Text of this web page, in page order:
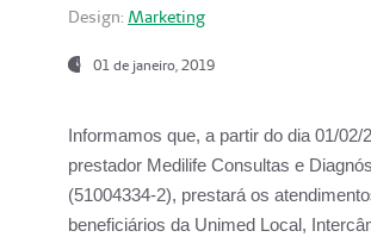
Design: Marketing
01 de janeiro, 2019
Informamos que, a partir do dia 01/02/
prestador Medilife Consultas e
(51004334-2), prestará os
beneficiários da Unimed Local,